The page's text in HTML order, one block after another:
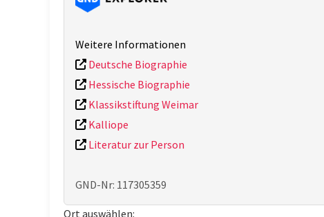
Weitere Informationen
Deutsche Biographie
Hessische Biographie
Klassikstiftung Weimar
Kalliope
Literatur zur Person
GND-Nr: 117305359
Ort auswählen: